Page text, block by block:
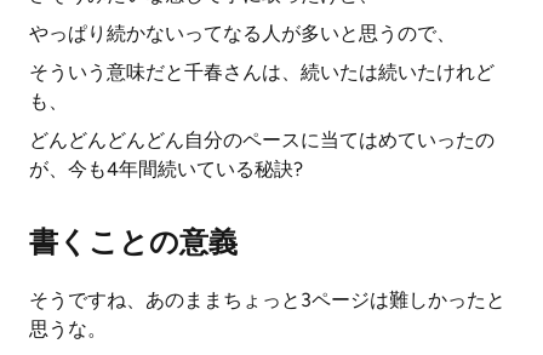
やっぱり続かないってなる人が多いと思うので、
そういう意味だと千春さんは、続いたは続いたけれど
も、
どんどんどんどん自分のペースに当てはめていったの
が、今も4年間続いている秘訣?
書くことの意義
そうですね、あのままちょっと3ページは難しかったと
思うな。